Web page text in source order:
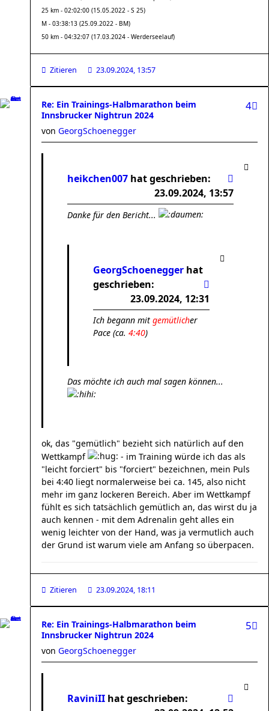
25 km - 02:02:00 (15.05.2022 - S 25)
M - 03:38:13 (25.09.2022 - BM)
50 km - 04:32:07 (17.03.2024 - Werderseelauf)
Zitieren 23.09.2024, 13:57
Re: Ein Trainings-Halbmarathon beim
Innsbrucker Nightrun 2024
4
von GeorgSchoenegger
heikchen007 hat geschrieben:
23.09.2024, 13:57
Danke für den Bericht...
GeorgSchoenegger hat
geschrieben:
23.09.2024, 12:31
Ich begann mit gemütlicher
Pace (ca. 4:40)
Das möchte ich auch mal sagen können...
ok, das "gemütlich" bezieht sich natürlich auf den
Wettkampf
- im Training würde ich das als
"leicht forciert" bis "forciert" bezeichnen, mein Puls
bei 4:40 liegt normalerweise bei ca. 145, also nicht
mehr im ganz lockeren Bereich. Aber im Wettkampf
fühlt es sich tatsächlich gemütlich an, das wirst du ja
auch kennen - mit dem Adrenalin geht alles ein
wenig leichter von der Hand, was ja vermutlich auch
der Grund ist warum viele am Anfang so überpacen.
Zitieren 23.09.2024, 18:11
Re: Ein Trainings-Halbmarathon beim
Innsbrucker Nightrun 2024
5
von GeorgSchoenegger
RaviniII hat geschrieben: